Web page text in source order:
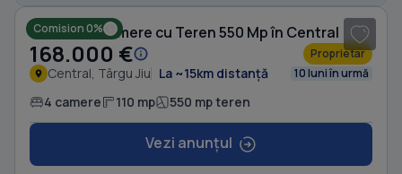
Comision 0%
Casă cu 4 camere cu Teren 550 Mp în Central
168.000 € Proprietar
Central, Târgu Jiu La ~15km distanță 10 luni în urmă
4 camere 110 mp 550 mp teren
Vezi anunțul